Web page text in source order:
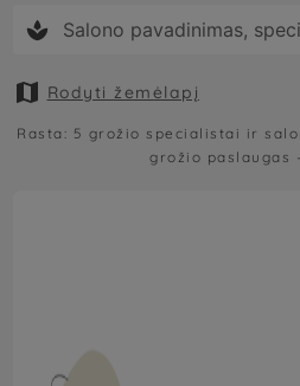

 Rodyti žemėlapį
Rasta: 5 grožio specialistai ir
grožio paslaugas -